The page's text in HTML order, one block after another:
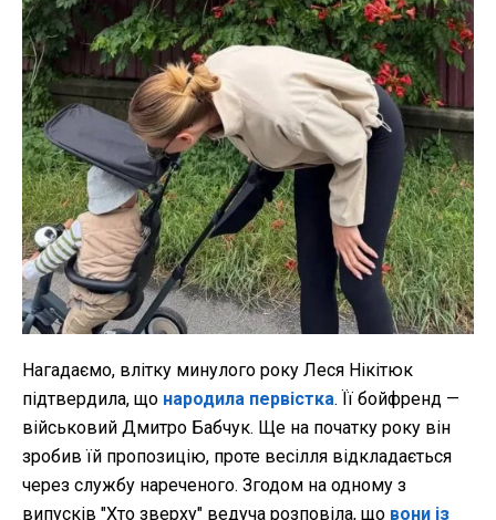
Нагадаємо, влітку минулого року Леся Нікітюк
підтвердила, що народила первістка. Її бойфренд —
військовий Дмитро Бабчук. Ще на початку року він
зробив їй пропозицію, проте весілля відкладається
через службу нареченого. Згодом на одному з
випусків "Хто зверху" ведуча розповіла, що вони із